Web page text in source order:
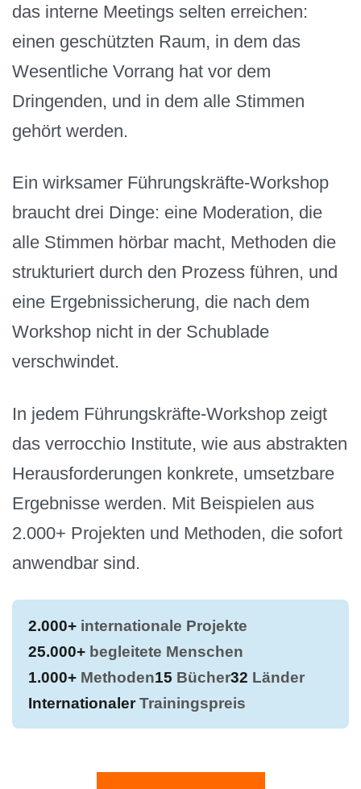
das interne Meetings selten erreichen:
einen geschützten Raum, in dem das
Wesentliche Vorrang hat vor dem
Dringenden, und in dem alle Stimmen
gehört werden.
Ein wirksamer Führungskräfte-Workshop
braucht drei Dinge: eine Moderation, die
alle Stimmen hörbar macht, Methoden die
strukturiert durch den Prozess führen, und
eine Ergebnissicherung, die nach dem
Workshop nicht in der Schublade
verschwindet.
In jedem Führungskräfte-Workshop zeigt
das verrocchio Institute, wie aus abstrakten
Herausforderungen konkrete, umsetzbare
Ergebnisse werden. Mit Beispielen aus
2.000+ Projekten und Methoden, die sofort
anwendbar sind.
2.000+ internationale Projekte
25.000+ begleitete Menschen
1.000+ Methoden15 Bücher32 Länder
InternationalerTrainingspreis